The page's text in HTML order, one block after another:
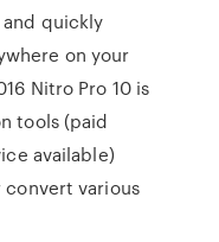
and quickly
on your
Nitro Pro 10 is
tools (paid
available)
various